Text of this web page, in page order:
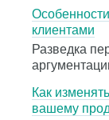
клиентами
Разведка
Как
вашему